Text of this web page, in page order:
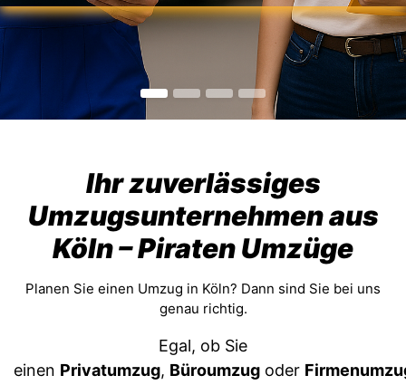
Ihr zuverlässiges
Umzugsunternehmen aus
Köln – Piraten Umzüge
Planen Sie einen Umzug in Köln? Dann sind Sie bei uns
genau richtig.
Egal, ob Sie
einen Privatumzug, Büroumzug oder